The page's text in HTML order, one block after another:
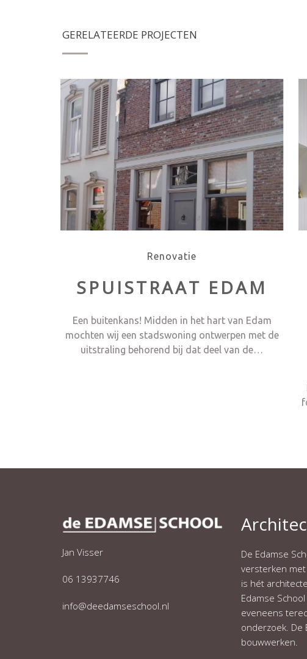
GERELATEERDE PROJECTEN
Renovatie
SPUISTRAAT EDAM
Een buitenkans! Midden in het hart van Edam
mochten wij een stadswoning ontwerpen met de
uitstraling behorend bij dat deel van de…
Jan Visser
06 13937746
info@deedamseschool.nl
De Edamse
versterken
is hét
Edamse
eveneens
onderzoek. De
bouwwerken.